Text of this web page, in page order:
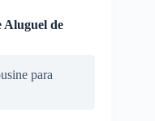
Aluguel de
para